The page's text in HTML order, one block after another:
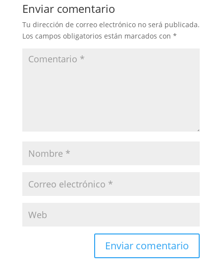
Enviar comentario
Tu dirección de correo electrónico no será publicada.
Los campos obligatorios están marcados con *